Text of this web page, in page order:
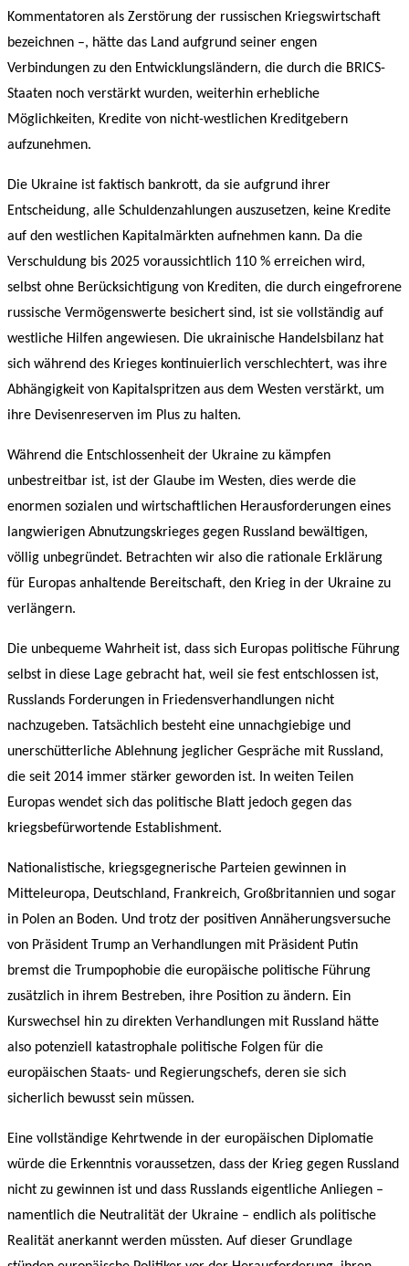
Kommentatoren als Zerstörung der russischen Kriegswirtschaft
bezeichnen –, hätte das Land aufgrund seiner engen
Verbindungen zu den Entwicklungsländern, die durch die BRICS-
Staaten noch verstärkt wurden, weiterhin erhebliche
Möglichkeiten, Kredite von nicht-westlichen Kreditgebern
aufzunehmen.
Die Ukraine ist faktisch bankrott, da sie aufgrund ihrer
Entscheidung, alle Schuldenzahlungen auszusetzen, keine Kredite
auf den westlichen Kapitalmärkten aufnehmen kann. Da die
Verschuldung bis 2025 voraussichtlich 110 % erreichen wird,
selbst ohne Berücksichtigung von Krediten, die durch eingefrorene
russische Vermögenswerte besichert sind, ist sie vollständig auf
westliche Hilfen angewiesen. Die ukrainische Handelsbilanz hat
sich während des Krieges kontinuierlich verschlechtert, was ihre
Abhängigkeit von Kapitalspritzen aus dem Westen verstärkt, um
ihre Devisenreserven im Plus zu halten.
Während die Entschlossenheit der Ukraine zu kämpfen
unbestreitbar ist, ist der Glaube im Westen, dies werde die
enormen sozialen und wirtschaftlichen Herausforderungen eines
langwierigen Abnutzungskrieges gegen Russland bewältigen,
völlig unbegründet. Betrachten wir also die rationale Erklärung
für Europas anhaltende Bereitschaft, den Krieg in der Ukraine zu
verlängern.
Die unbequeme Wahrheit ist, dass sich Europas politische Führung
selbst in diese Lage gebracht hat, weil sie fest entschlossen ist,
Russlands Forderungen in Friedensverhandlungen nicht
nachzugeben. Tatsächlich besteht eine unnachgiebige und
unerschütterliche Ablehnung jeglicher Gespräche mit Russland,
die seit 2014 immer stärker geworden ist. In weiten Teilen
Europas wendet sich das politische Blatt jedoch gegen das
kriegsbefürwortende Establishment.
Nationalistische, kriegsgegnerische Parteien gewinnen in
Mitteleuropa, Deutschland, Frankreich, Großbritannien und sogar
in Polen an Boden. Und trotz der positiven Annäherungsversuche
von Präsident Trump an Verhandlungen mit Präsident Putin
bremst die Trumpophobie die europäische politische Führung
zusätzlich in ihrem Bestreben, ihre Position zu ändern. Ein
Kurswechsel hin zu direkten Verhandlungen mit Russland hätte
also potenziell katastrophale politische Folgen für die
europäischen Staats- und Regierungschefs, deren sie sich
sicherlich bewusst sein müssen.
Eine vollständige Kehrtwende in der europäischen Diplomatie
würde die Erkenntnis voraussetzen, dass der Krieg gegen Russland
nicht zu gewinnen ist und dass Russlands eigentliche Anliegen –
namentlich die Neutralität der Ukraine – endlich als politische
Realität anerkannt werden müssten. Auf dieser Grundlage